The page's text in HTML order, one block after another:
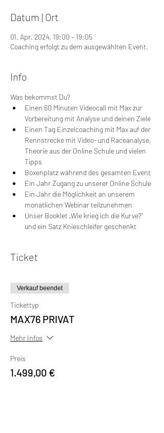
Datum | Ort
01. Apr. 2024, 19:00 – 19:05
Coaching erfolgt zu dem ausgewählten Event.
Info
Was bekommst Du?
Einen 60 Minuten Videocall mit Max zur
Vorbereitung mit Analyse und deinen Ziele
Einen Tag Einzelcoaching mit Max auf der
Rennstrecke mit Video- und Raceanalyse,
Theorie aus der Online Schule und vielen
Tipps
Boxenplatz während des gesamten Event
Ein Jahr Zugang zu unserer Online Schule
Ein Jahr die Möglichkeit an unserem
monatlichen Webinar teilzunehmen
Unser Booklet „Wie krieg ich die Kurve?“
und ein Satz Knieschleifer geschenkt
Ticket
Verkauf beendet
Tickettyp
MAX76 PRIVAT
Mehr Infos
Preis
1.499,00 €